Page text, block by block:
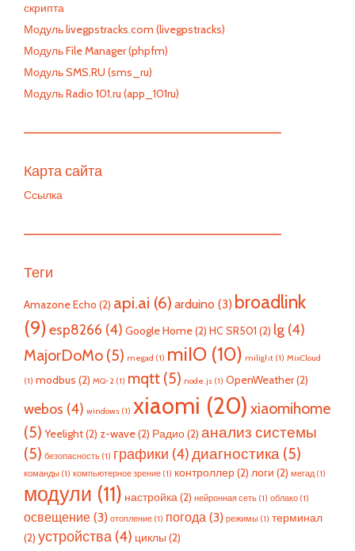
скрипта
Модуль livegpstracks.com (livegpstracks)
Модуль File Manager (phpfm)
Модуль SMS.RU (sms_ru)
Модуль Radio 101.ru (app_101ru)
—————————————————————————
Карта сайта
Ссылка
—————————————————————————
Теги
Amazone Echo (2) api.ai (6) arduino (3) broadlink
(9)esp8266 (4) Google Home(2) HC SR501 (2) lg (4)
MajorDoMo (5) megad (1) miIO (10) milight (1) MixCloud
(1) modbus (2) MQ-2 (1) mqtt (5) node.js (1) OpenWeather(2)
webos (4) windows (1) xiaomi (20) xiaomihome
(5) Yeelight(2) z-wave(2) Радио(2) анализ системы
(5) безопасность (1) графики (4)диагностика (5)
команды (1) компьютерное зрение (1) контроллер(2) логи (2) мегад(1)
модули (11) настройка (2) нейронная сеть (1) облако (1)
освещение (3) отопление (1) погода (3) режимы (1) терминал
(2) устройства (4) циклы (2)